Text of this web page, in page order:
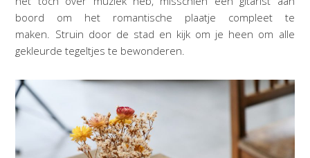
boord om het romantische plaatje compleet te
maken. Struin door de stad en kijk om je heen om alle
gekleurde tegeltjes te bewonderen.